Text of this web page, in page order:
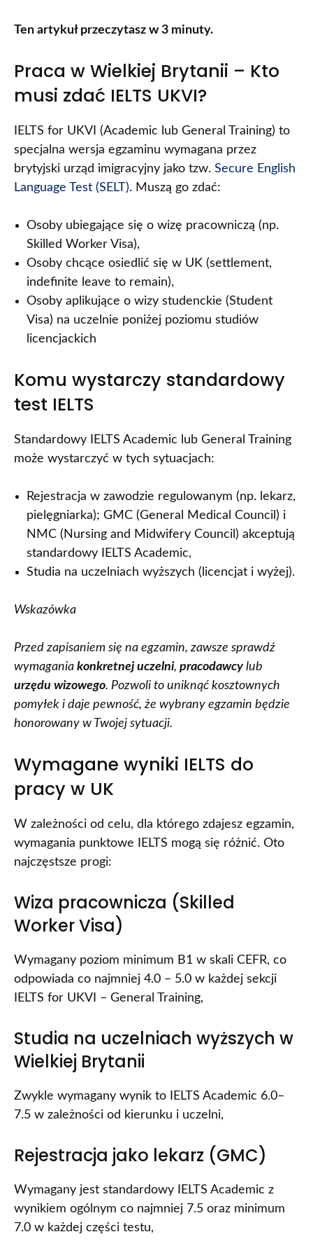
Ten artykuł przeczytasz w 3 minuty.
Praca w Wielkiej Brytanii – Kto
musi zdać IELTS UKVI?
IELTS for UKVI (Academic lub General Training) to
specjalna wersja egzaminu wymagana przez
brytyjski urząd imigracyjny jako tzw. Secure English
Language Test (SELT). Muszą go zdać:
Osoby ubiegające się o wizę pracowniczą (np.
Skilled Worker Visa),
Osoby chcące osiedlić się w UK (settlement,
indefinite leave to remain),
Osoby aplikujące o wizy studenckie (Student
Visa) na uczelnie poniżej poziomu studiów
licencjackich
Komu wystarczy standardowy
test IELTS
Standardowy IELTS Academic lub General Training
może wystarczyć w tych sytuacjach:
Rejestracja w zawodzie regulowanym (np. lekarz,
pielęgniarka); GMC (General Medical Council) i
NMC (Nursing and Midwifery Council) akceptują
standardowy IELTS Academic,
Studia na uczelniach wyższych (licencjat i wyżej).
Wskazówka
Przed zapisaniem się na egzamin, zawsze sprawdź
wymagania konkretnej uczelni, pracodawcy lub
urzędu wizowego. Pozwoli to uniknąć kosztownych
pomyłek i daje pewność, że wybrany egzamin będzie
honorowany w Twojej sytuacji.
Wymagane wyniki IELTS do
pracy w UK
W zależności od celu, dla którego zdajesz egzamin,
wymagania punktowe IELTS mogą się różnić. Oto
najczęstsze progi:
Wiza pracownicza (Skilled
Worker Visa)
Wymagany poziom minimum B1 w skali CEFR, co
odpowiada co najmniej 4.0 – 5.0 w każdej sekcji
IELTS for UKVI – General Training,
Studia na uczelniach wyższych w
Wielkiej Brytanii
Zwykle wymagany wynik to IELTS Academic 6.0–
7.5 w zależności od kierunku i uczelni,
Rejestracja jako lekarz (GMC)
Wymagany jest standardowy IELTS Academic z
wynikiem ogólnym co najmniej 7.5 oraz minimum
7.0 w każdej części testu,